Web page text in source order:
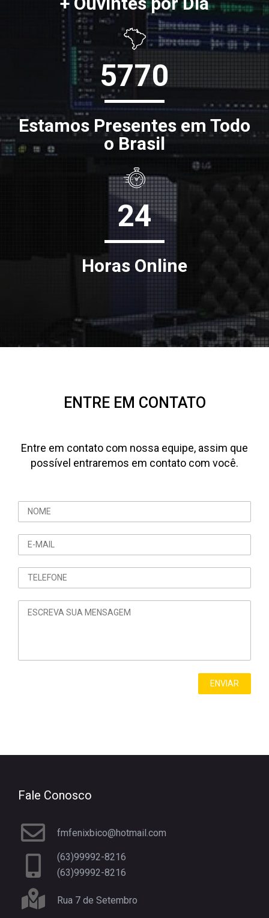
5770
Estamos Presentes em Todo
o Brasil
24
Horas Online
ENTRE EM CONTATO
Entre em contato com nossa equipe, assim que
possível entraremos em contato com você.
Fale Conosco
fmfenixbico@hotmail.com
(63)99992-8216
(63)99992-8216
Rua 7 de Setembro